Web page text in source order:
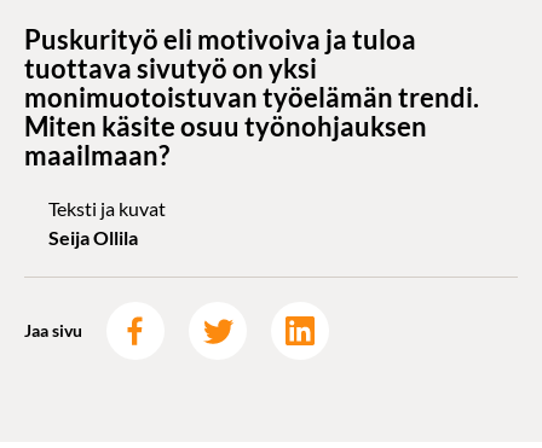
Puskurityö eli motivoiva ja tuloa
tuottava sivutyö on yksi
monimuotoistuvan työelämän trendi.
Miten käsite osuu työnohjauksen
maailmaan?
Teksti ja kuvat
Seija Ollila
Jaa sivu